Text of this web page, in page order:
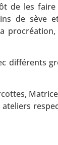
de les
de sève
différents